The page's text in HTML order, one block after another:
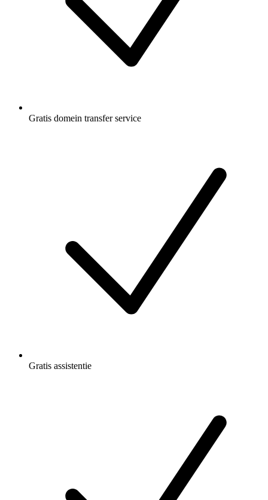
Gratis domein transfer service
Gratis assistentie